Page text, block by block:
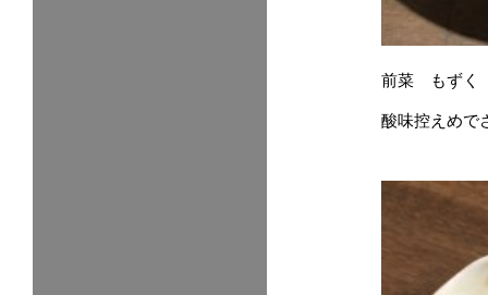
前菜 もずく
酸味控えめで